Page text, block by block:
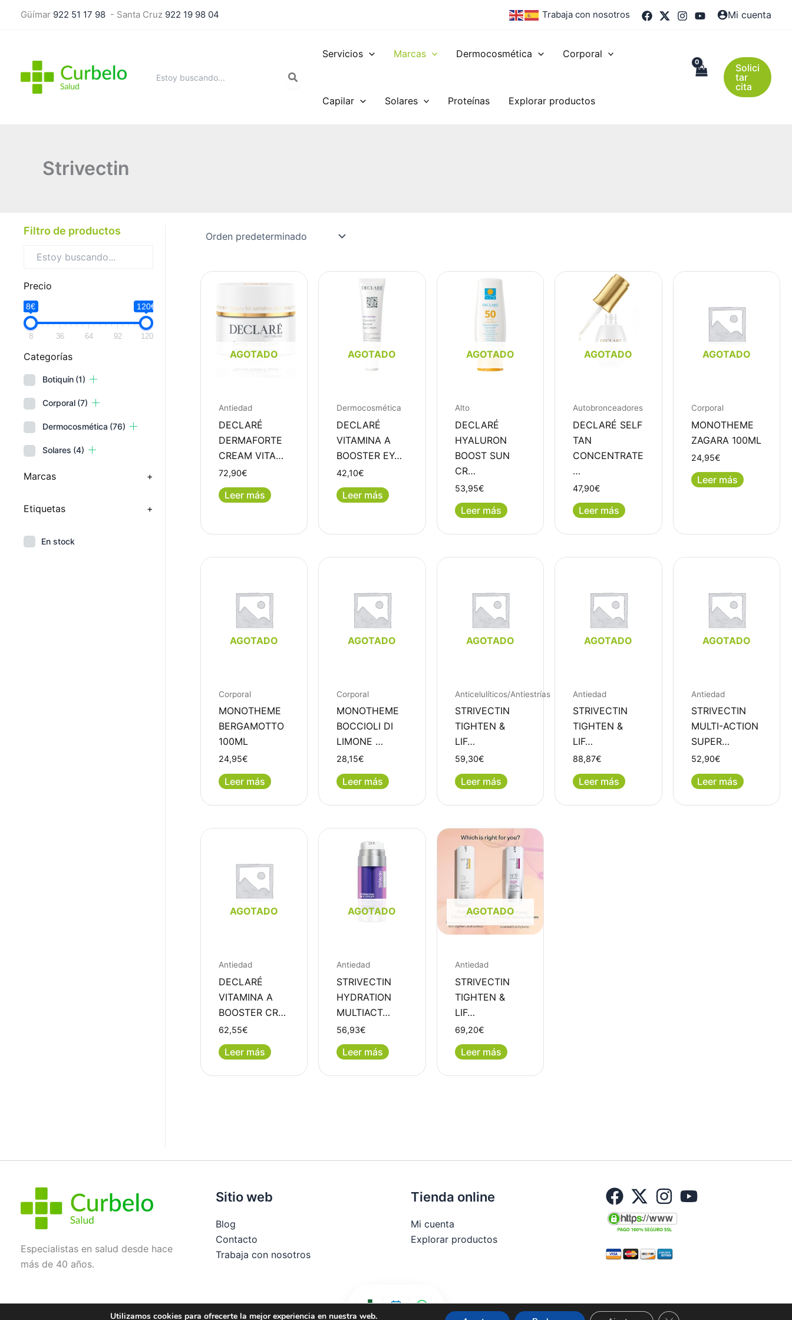
Güímar 922 51 17 98 - Santa Cruz 922 19 98 04 Trabaja con nosotros Mi cuenta
por:
Servicios Marcas Dermocosmética Corporal
Capilar Solares Proteínas Explorar productos
Solici
tar
cita
Strivectin
Filtro de productos
Precio
8€ 120€
8 36 64 92 120
Categorías
Botiquín (1)
Corporal (7)
Dermocosmética (76)
Solares (4)
Marcas +
Etiquetas +
En stock
AGOTADO
Antiedad
DECLARÉ
DERMAFORTE
CREAM VITA…
72,90€
Leer más
AGOTADO
Dermocosmética
DECLARÉ
VITAMINA A
BOOSTER EY…
42,10€
Leer más
AGOTADO
Alto
DECLARÉ
HYALURON
BOOST SUN
CR…
53,95€
Leer más
AGOTADO
Autobronceadores
DECLARÉ SELF
TAN
CONCENTRATE
…
47,90€
Leer más
AGOTADO
Corporal
MONOTHEME
ZAGARA 100ML
24,95€
Leer más
AGOTADO
Corporal
MONOTHEME
BERGAMOTTO
100ML
24,95€
Leer más
AGOTADO
Corporal
MONOTHEME
BOCCIOLI DI
LIMONE …
28,15€
Leer más
AGOTADO
Anticelulíticos/Antiestrías
STRIVECTIN
TIGHTEN &
LIF…
59,30€
Leer más
AGOTADO
Antiedad
STRIVECTIN
TIGHTEN &
LIF…
88,87€
Leer más
AGOTADO
Antiedad
STRIVECTIN
MULTI-ACTION
SUPER…
52,90€
Leer más
AGOTADO
Antiedad
DECLARÉ
VITAMINA A
BOOSTER CR…
62,55€
Leer más
AGOTADO
Antiedad
STRIVECTIN
HYDRATION
MULTIACT…
56,93€
Leer más
AGOTADO
Antiedad
STRIVECTIN
TIGHTEN &
LIF…
69,20€
Leer más
Especialistas en salud desde hace
más de 40 años.
Sitio web
Blog
Contacto
Trabaja con nosotros
Tienda online
Mi cuenta
Explorar productos
Política de privacidad Condiciones de compra
Utilizamos cookies para ofrecerte la mejor experiencia en nuestra web.